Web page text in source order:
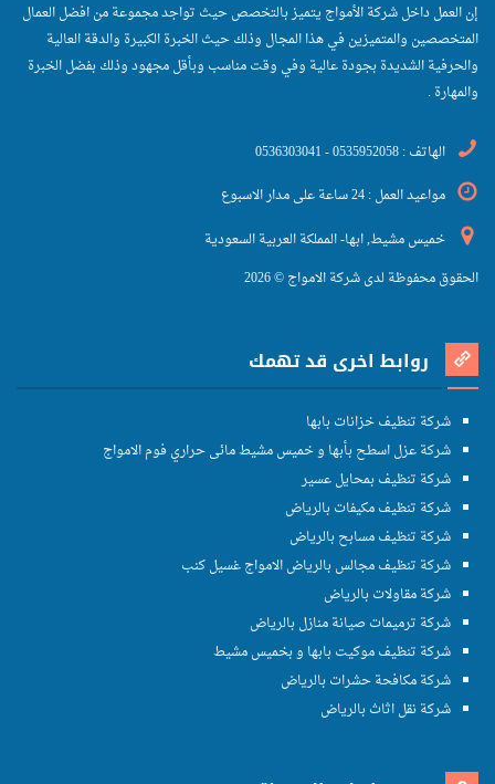
إن العمل داخل شركة الأمواج يتميز بالتخصص حيث تواجد مجموعة من افضل العمال
المتخصصين والمتميزين في هذا المجال وذلك حيث الخبرة الكبيرة والدقة العالية
والحرفية الشديدة بجودة عالية وفي وقت مناسب وبأقل مجهود وذلك بفضل الخبرة
والمهارة .
الهاتف : 0535952058 - 0536303041
مواعيد العمل : 24 ساعة على مدار الاسبوع
خميس مشيط, ابها- المملكة العربية السعودية
الحقوق محفوظة لدى شركة الامواج © 2026
روابط اخرى قد تهمك
شركة تنظيف خزانات بابها
شركة عزل اسطح بأبها و خميس مشيط مائى حراري فوم الامواج
شركة تنظيف بمحايل عسير
شركة تنظيف مكيفات بالرياض
شركة تنظيف مسابح بالرياض
شركة تنظيف مجالس بالرياض الامواج غسيل كنب
شركة مقاولات بالرياض
شركة ترميمات صيانة منازل بالرياض
شركة تنظيف موكيت بابها و بخميس مشيط
شركة مكافحة حشرات بالرياض
شركة نقل اثاث بالرياض